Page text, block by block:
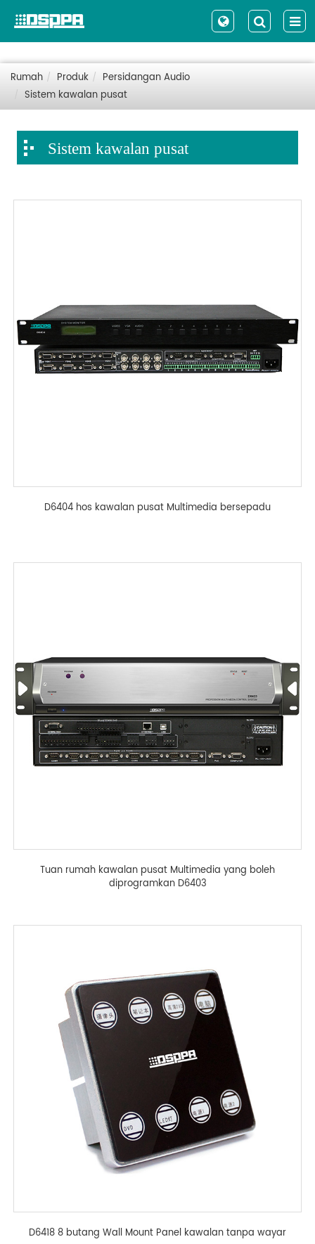
Rumah Produk
Persidangan Audio
Sistem kawalan pusat
Sistem kawalan pusat
D6404 hos kawalan pusat Multimedia bersepadu
Tuan rumah kawalan pusat Multimedia yang boleh
diprogramkan D6403
D6418 8 butang Wall Mount Panel kawalan tanpa wayar